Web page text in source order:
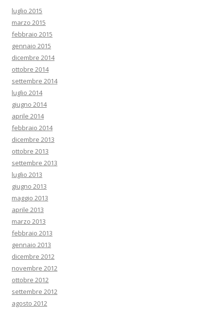
luglio 2015
marzo 2015
febbraio 2015
gennaio 2015
dicembre 2014
ottobre 2014
settembre 2014
luglio 2014
giugno 2014
aprile 2014
febbraio 2014
dicembre 2013
ottobre 2013
settembre 2013
luglio 2013
giugno 2013
maggio 2013
aprile 2013
marzo 2013
febbraio 2013
gennaio 2013
dicembre 2012
novembre 2012
ottobre 2012
settembre 2012
agosto 2012